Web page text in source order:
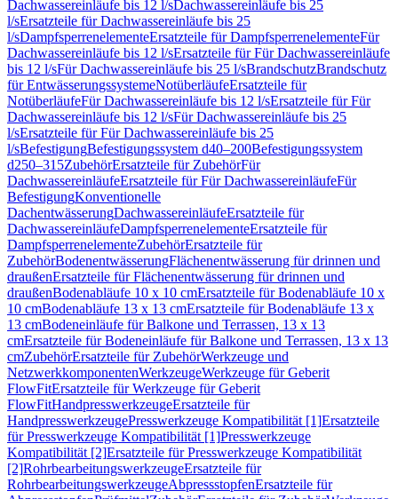
Dachwassereinläufe bis 12 l/sDachwassereinläufe bis 25
l/sErsatzteile für Dachwassereinläufe bis 25
l/sDampfsperrenelementeErsatzteile für DampfsperrenelementeFür
Dachwassereinläufe bis 12 l/sErsatzteile für Für Dachwassereinläufe
bis 12 l/sFür Dachwassereinläufe bis 25 l/sBrandschutzBrandschutz
für EntwässerungssystemeNotüberläufeErsatzteile für
NotüberläufeFür Dachwassereinläufe bis 12 l/sErsatzteile für Für
Dachwassereinläufe bis 12 l/sFür Dachwassereinläufe bis 25
l/sErsatzteile für Für Dachwassereinläufe bis 25
l/sBefestigungBefestigungssystem d40–200Befestigungssystem
d250–315ZubehörErsatzteile für ZubehörFür
DachwassereinläufeErsatzteile für Für DachwassereinläufeFür
BefestigungKonventionelle
DachentwässerungDachwassereinläufeErsatzteile für
DachwassereinläufeDampfsperrenelementeErsatzteile für
DampfsperrenelementeZubehörErsatzteile für
ZubehörBodenentwässerungFlächenentwässerung für drinnen und
draußenErsatzteile für Flächenentwässerung für drinnen und
draußenBodenabläufe 10 x 10 cmErsatzteile für Bodenabläufe 10 x
10 cmBodenabläufe 13 x 13 cmErsatzteile für Bodenabläufe 13 x
13 cmBodeneinläufe für Balkone und Terrassen, 13 x 13
cmErsatzteile für Bodeneinläufe für Balkone und Terrassen, 13 x 13
cmZubehörErsatzteile für ZubehörWerkzeuge und
NetzwerkkomponentenWerkzeugeWerkzeuge für Geberit
FlowFitErsatzteile für Werkzeuge für Geberit
FlowFitHandpresswerkzeugeErsatzteile für
HandpresswerkzeugePresswerkzeuge Kompatibilität [1]Ersatzteile
für Presswerkzeuge Kompatibilität [1]Presswerkzeuge
Kompatibilität [2]Ersatzteile für Presswerkzeuge Kompatibilität
[2]RohrbearbeitungswerkzeugeErsatzteile für
RohrbearbeitungswerkzeugeAbpressstopfenErsatzteile für